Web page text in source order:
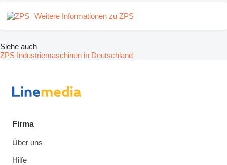
Weitere Informationen zu ZPS
Siehe auch
ZPS Industriemaschinen in Deutschland
Firma
Über uns
Hilfe